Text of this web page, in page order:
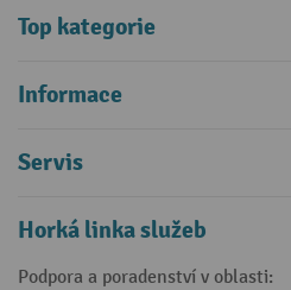
Top kategorie
Informace
Servis
Horká linka služeb
Podpora a poradenství v oblasti: